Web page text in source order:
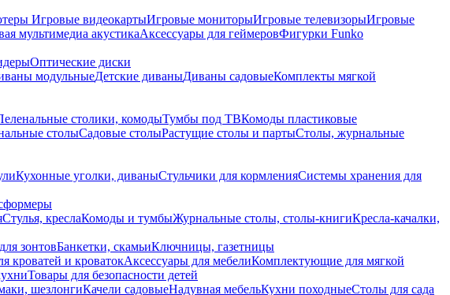
Игровые видеокартыИгровые мониторыИгровые телевизорыИгровые
мультимедиа акустикаАксессуары для геймеровФигурки Funko
Оптические диски
модульныеДетские диваныДиваны садовыеКомплекты мягкой
столики, комодыТумбы под ТВКомоды пластиковые
столыСадовые столыРастущие столы и партыСтолы, журнальные
Кухонные уголки, диваныСтульчики для кормленияСистемы хранения для
Стулья, креслаКомоды и тумбыЖурнальные столы, столы-книгиКресла-качалки,
зонтовБанкетки, скамьиКлючницы, газетницы
кроватей и кроватокАксессуары для мебелиКомплектующие для мягкой
Товары для безопасности детей
шезлонгиКачели садовыеНадувная мебельКухни походныеСтолы для сада